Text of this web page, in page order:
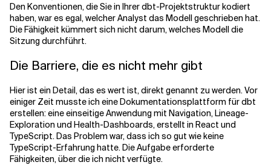
Den Konventionen, die Sie in Ihrer dbt-Projektstruktur kodiert
haben, war es egal, welcher Analyst das Modell geschrieben hat.
Die Fähigkeit kümmert sich nicht darum, welches Modell die
Sitzung durchführt.
Die Barriere, die es nicht mehr gibt
Hier ist ein Detail, das es wert ist, direkt genannt zu werden. Vor
einiger Zeit musste ich eine Dokumentationsplattform für dbt
erstellen: eine einseitige Anwendung mit Navigation, Lineage-
Exploration und Health-Dashboards, erstellt in React und
TypeScript. Das Problem war, dass ich so gut wie keine
TypeScript-Erfahrung hatte. Die Aufgabe erforderte
Fähigkeiten, über die ich nicht verfügte.